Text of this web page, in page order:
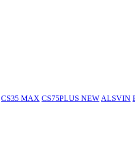
CS35 MAX CS75PLUS NEW ALSVIN